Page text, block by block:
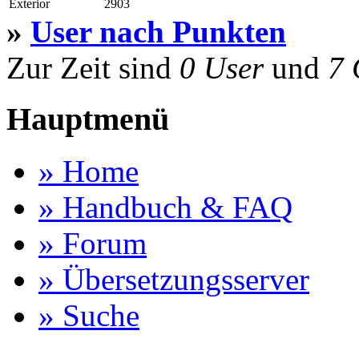
Exterior
2903
» User nach Punkten
Zur Zeit sind 0 Userund 7
Hauptmenü
» Home
» Handbuch & FAQ
» Forum
» Übersetzungsserver
» Suche